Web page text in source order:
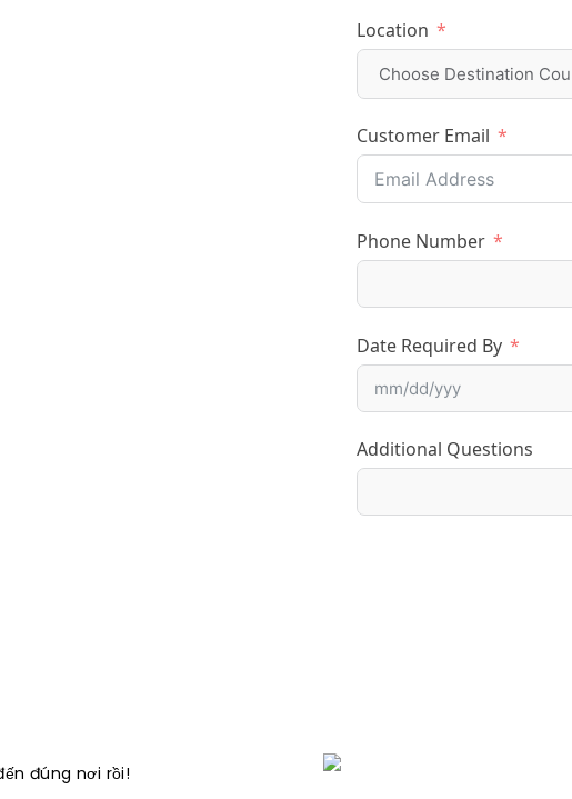
Location
Customer Email
Phone Number
Date Required By
Additional Questions
đúng nơi rồi!